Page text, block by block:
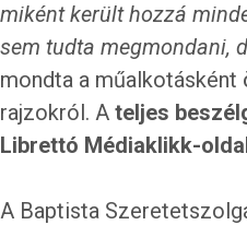
miként került hozzá
sem tudta megmondani,
mondta a műalkotásként
rajzokról. A teljes
Librettó Médiaklikk-
A Baptista